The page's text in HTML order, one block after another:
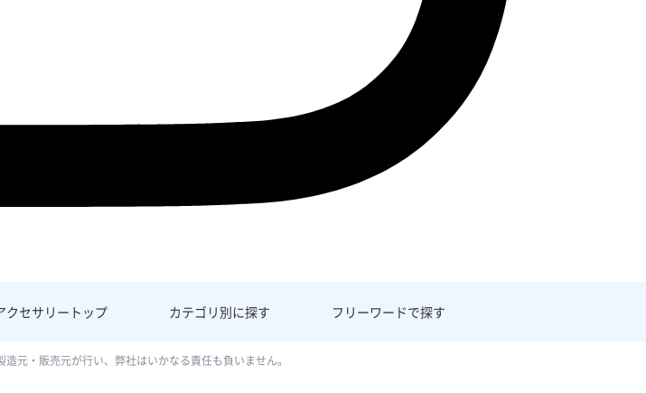
クセサリー トップ カテゴリ別に探す フリーワードで探す
元・販売元が行い、弊社はいかなる責任も負いません。